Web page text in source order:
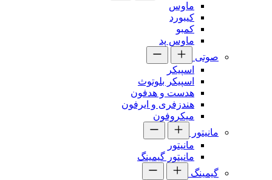
ماوس
کیبورد
کمبو
ماوس پد
صوتی
اسپیکر
اسپیکر بلوتوث
هدست و هدفون
هندزفری و ایرفون
میکروفون
مانیتور
مانیتور
مانیتور گیمینگ
گیمینگ